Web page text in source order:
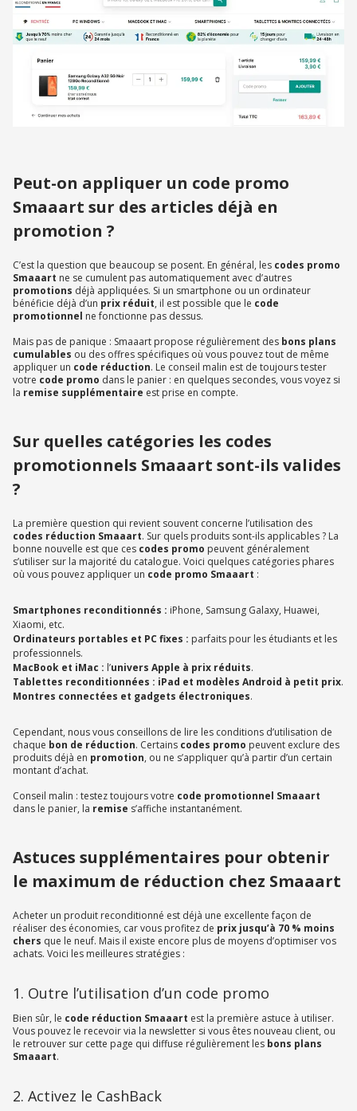
Peut-on appliquer un code promo
Smaaart sur des articles déjà en
promotion ?
C’est la question que beaucoup se posent. En général, les codes promo
Smaaart ne se cumulent pas automatiquement avec d’autres
promotions déjà appliquées. Si un smartphone ou un ordinateur
bénéficie déjà d’un prix réduit, il est possible que le code
promotionnel ne fonctionne pas dessus.
Mais pas de panique : Smaaart propose régulièrement des bons plans
cumulables ou des offres spécifiques où vous pouvez tout de même
appliquer un code réduction. Le conseil malin est de toujours tester
votre code promo dans le panier : en quelques secondes, vous voyez si
la remise supplémentaire est prise en compte.
Sur quelles catégories les codes
promotionnels Smaaart sont-ils valides
?
La première question qui revient souvent concerne l’utilisation des
codes réduction Smaaart. Sur quels produits sont-ils applicables ? La
bonne nouvelle est que ces codes promo peuvent généralement
s’utiliser sur la majorité du catalogue. Voici quelques catégories phares
où vous pouvez appliquer un code promo Smaaart :
Smartphones reconditionnés : iPhone, Samsung Galaxy, Huawei,
Xiaomi, etc.
Ordinateurs portables et PC fixes : parfaits pour les étudiants et les
professionnels.
MacBook et iMac : l’univers Apple à prix réduits.
Tablettes reconditionnées : iPad et modèles Android à petit prix.
Montres connectées et gadgets électroniques.
Cependant, nous vous conseillons de lire les conditions d’utilisation de
chaque bon de réduction. Certains codes promo peuvent exclure des
produits déjà en promotion, ou ne s’appliquer qu’à partir d’un certain
montant d’achat.
Conseil malin : testez toujours votre code promotionnel Smaaart
dans le panier, la remise s’affiche instantanément.
Astuces supplémentaires pour obtenir
le maximum de réduction chez Smaaart
Acheter un produit reconditionné est déjà une excellente façon de
réaliser des économies, car vous profitez de prix jusqu’à 70 % moins
chers que le neuf. Mais il existe encore plus de moyens d’optimiser vos
achats. Voici les meilleures stratégies :
1. Outre l’utilisation d’un code promo
Bien sûr, le code réduction Smaaart est la première astuce à utiliser.
Vous pouvez le recevoir via la newsletter si vous êtes nouveau client, ou
le retrouver sur cette page qui diffuse régulièrement les bons plans
Smaaart.
2. Activez le CashBack